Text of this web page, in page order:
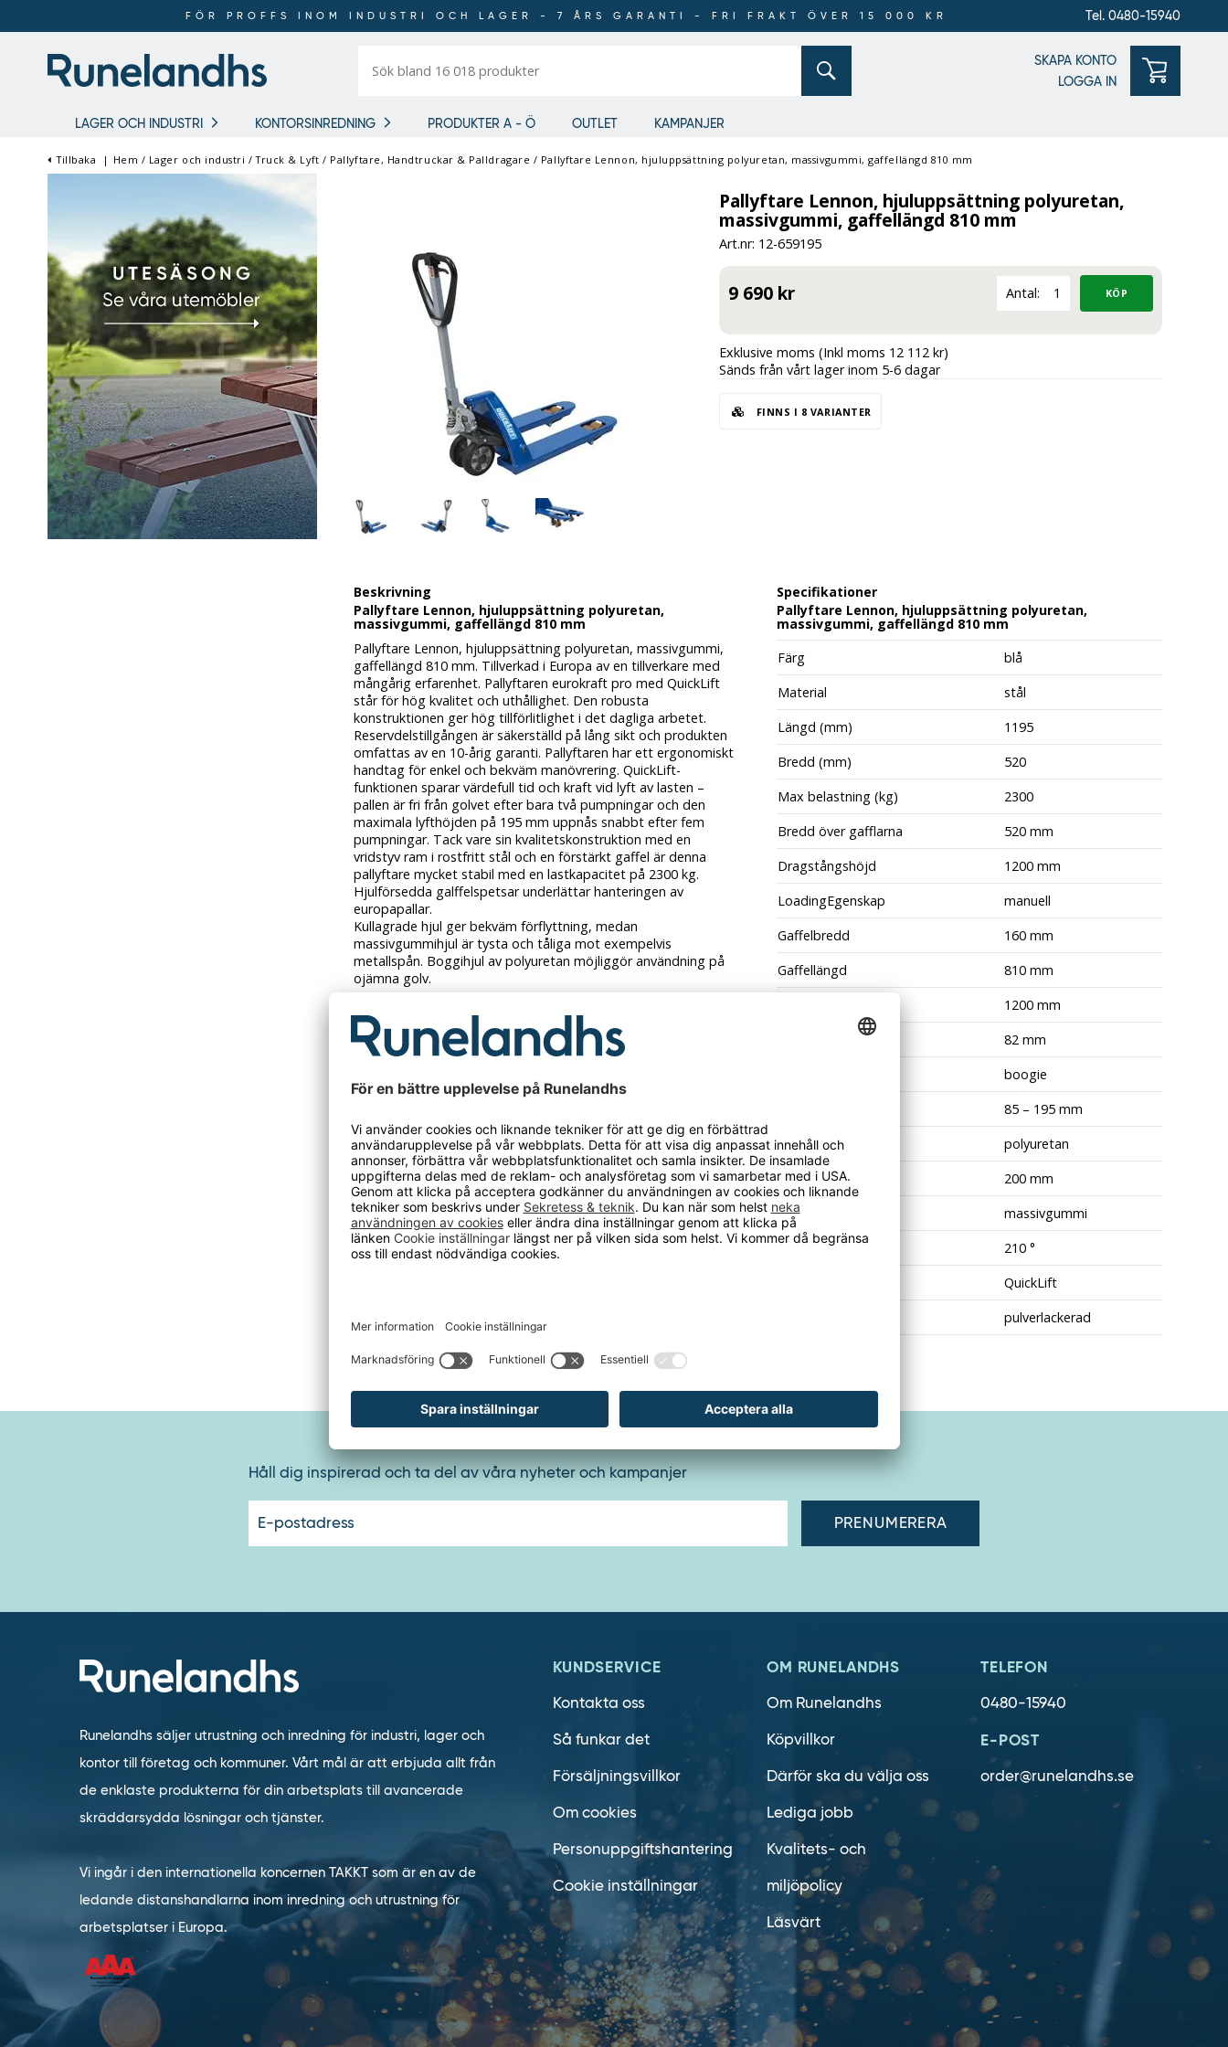
FÖR PROFFS INOM INDUSTRI OCH LAGER - 7 ÅRS GARANTI - FRI FRAKT ÖVER 15 000 KR Tel. 0480-15940
bland
SKAPA KONTO
LOGGA IN
LAGER OCH INDUSTRI KONTORSINREDNING PRODUKTER A - Ö OUTLET KAMPANJER
FÖR PROFFS INOM
INDUSTRI OCH LAGER
Tillbaka | Hem / Lager och industri /Truck & Lyft / Pallyftare, Handtruckar & Palldragare / Pallyftare Lennon, hjuluppsättning polyuretan, massivgummi, gaffellängd 810 mm
Pallyftare Lennon, hjuluppsättning polyuretan,
massivgummi, gaffellängd 810 mm
Art.nr: 12-659195
9 690 kr Antal:
Exklusive moms (Inkl moms 12 112 kr)
Sänds från vårt lager inom 5-6 dagar
FINNS I 8 VARIANTER
Beskrivning
Pallyftare Lennon, hjuluppsättning polyuretan,
massivgummi, gaffellängd 810 mm
Pallyftare Lennon, hjuluppsättning polyuretan, massivgummi,
gaffellängd 810 mm. Tillverkad i Europa av en tillverkare med
mångårig erfarenhet. Pallyftaren eurokraft pro med QuickLift
står för hög kvalitet och uthållighet. Den robusta
konstruktionen ger hög tillförlitlighet i det dagliga arbetet.
Reservdelstillgången är säkerställd på lång sikt och produkten
omfattas av en 10-årig garanti. Pallyftaren har ett ergonomiskt
handtag för enkel och bekväm manövrering. QuickLift-
funktionen sparar värdefull tid och kraft vid lyft av lasten –
pallen är fri från golvet efter bara två pumpningar och den
maximala lyfthöjden på 195 mm uppnås snabbt efter fem
pumpningar. Tack vare sin kvalitetskonstruktion med en
vridstyv ram i rostfritt stål och en förstärkt gaffel är denna
pallyftare mycket stabil med en lastkapacitet på 2300 kg.
Hjulförsedda galffelspetsar underlättar hanteringen av
europapallar.
Kullagrade hjul ger bekväm förflyttning, medan
massivgummihjul är tysta och tåliga mot exempelvis
metallspån. Boggihjul av polyuretan möjliggör användning på
ojämna golv.
- Max. belastning: 2300 kg
- Gaffelbredd: 160 mm
- Lyftområde: 85 – 195 mm
- Höjd: 1200 mm
- Bredd över gafflarna: 520 mm
- Rullmaterial: polyuretan
- Styrhjulsdiameter: 200 mm
- Lasthjulsutförande: boggie
- Lasthjulsdiameter: 82 mm
- Material: stål
- Färg: signalblå RAL 5005
- Yta: pulverlackerad
- Dragstångshöjd: 1200 mm
- Gaffellängd: 810 mm
Specifikationer
Pallyftare Lennon, hjuluppsättning polyuretan,
massivgummi, gaffellängd 810 mm
Färg
blå
Material
stål
Längd (mm)
1195
Bredd (mm)
520
Max belastning (kg)
2300
Bredd över gafflarna
520 mm
Dragstångshöjd
1200 mm
LoadingEgenskap
manuell
Gaffelbredd
160 mm
Gaffellängd
810 mm
1200 mm
Lasthjulsdiameter
82 mm
boogie
85 – 195 mm
Rullmaterial
polyuretan
Styrhjulsdiameter
200 mm
Styrhjulsmaterial
massivgummi
Styrvinkel
210 °
QuickLift
pulverlackerad
Håll dig inspirerad och ta del av våra nyheter och kampanjer
postadress"
Runelandhs säljer utrustning och inredning för industri, lager och
kontor till företag och kommuner. Vårt mål är att erbjuda allt från
de enklaste produkterna för din arbetsplats till avancerade
skräddarsydda lösningar och tjänster.
Vi ingår i den internationella koncernen TAKKT som är en av de
ledande distanshandlarna inom inredning och utrustning för
arbetsplatser i Europa.
KUNDSERVICE
Kontakta oss
Så funkar det
Försäljningsvillkor
Om cookies
Personuppgiftshantering
Cookie inställningar
OM RUNELANDHS
Om Runelandhs
Köpvillkor
Därför ska du välja oss
Lediga jobb
Kvalitets- och
miljöpolicy
Läsvärt
TELEFON
0480-15940
E-POST
order@runelandhs.se